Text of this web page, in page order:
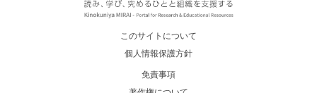
このサイトについて
個人情報保護方針
免責事項